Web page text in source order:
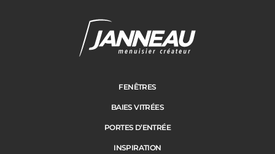
Adresse des travaux
Code Postal des travaux
FENÊTRES
BAIES VITRÉES
PORTES D’ENTRÉE
INSPIRATION
Janneau Menuisier Créateur